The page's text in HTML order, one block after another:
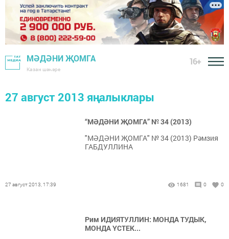
МӘДӘНИ ҖОМГА
Казан шәһәре
16+
27 август 2013 яңалыклары
“МӘДӘНИ ҖОМГА” № 34 (2013)
"МӘДӘНИ ҖОМГА" № 34 (2013) Рәмзия
ГАБДУЛЛИНА
27 август 2013, 17:39 1681 0 0
Рим ИДИЯТУЛЛИН: МОНДА ТУДЫК,
МОНДА ҮСТЕК...